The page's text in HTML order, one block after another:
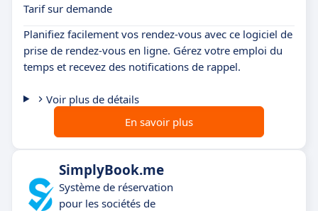
Tarif sur demande
Planifiez facilement vos rendez-vous avec ce logiciel de
prise de rendez-vous en ligne. Gérez votre emploi du
temps et recevez des notifications de rappel.
Voir plus de détails
En savoir plus
SimplyBook.me
Système de réservation
pour les sociétés de